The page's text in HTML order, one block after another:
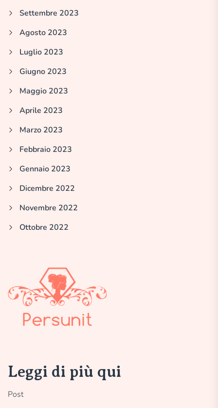
Settembre 2023
Agosto 2023
Luglio 2023
Giugno 2023
Maggio 2023
Aprile 2023
Marzo 2023
Febbraio 2023
Gennaio 2023
Dicembre 2022
Novembre 2022
Ottobre 2022
Leggi di più qui
Post